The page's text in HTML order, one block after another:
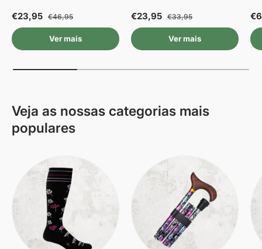
€23,95 €46,95
Ver mais
€23,95 €33,95
Ver mais
Veja as nossas categorias mais
populares